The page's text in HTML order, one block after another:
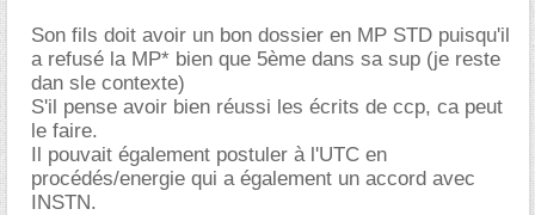
Son fils doit avoir un bon dossier en MP STD puisqu'il
a refusé la MP* bien que 5ème dans sa sup (je reste
dan sle contexte)
S'il pense avoir bien réussi les écrits de ccp, ca peut
le faire.
Il pouvait également postuler à l'UTC en
procédés/energie qui a également un accord avec
INSTN.